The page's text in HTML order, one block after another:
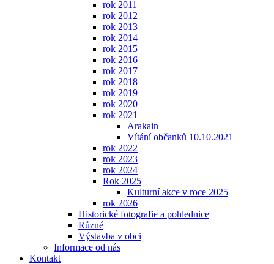
rok 2011
rok 2012
rok 2013
rok 2014
rok 2015
rok 2016
rok 2017
rok 2018
rok 2019
rok 2020
rok 2021
Arakain
Vítání občanků 10.10.2021
rok 2022
rok 2023
rok 2024
Rok 2025
Kulturní akce v roce 2025
rok 2026
Historické fotografie a pohlednice
Různé
Výstavba v obci
Informace od nás
Kontakt